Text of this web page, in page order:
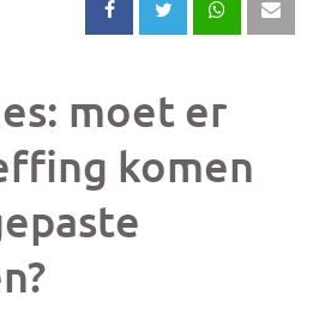
Deel
bericht
op
Deel Deel
moet er
komen